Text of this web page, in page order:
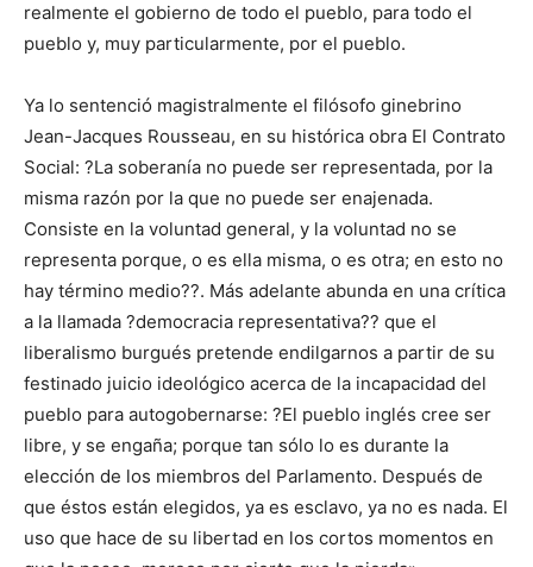
realmente el gobierno de todo el pueblo, para todo el
pueblo y, muy particularmente, por el pueblo.
Ya lo sentenció magistralmente el filósofo ginebrino
Jean-Jacques Rousseau, en su histórica obra El Contrato
Social: ?La soberanía no puede ser representada, por la
misma razón por la que no puede ser enajenada.
Consiste en la voluntad general, y la voluntad no se
representa porque, o es ella misma, o es otra; en esto no
hay término medio??. Más adelante abunda en una crítica
a la llamada ?democracia representativa?? que el
liberalismo burgués pretende endilgarnos a partir de su
festinado juicio ideológico acerca de la incapacidad del
pueblo para autogobernarse: ?El pueblo inglés cree ser
libre, y se engaña; porque tan sólo lo es durante la
elección de los miembros del Parlamento. Después de
que éstos están elegidos, ya es esclavo, ya no es nada. El
uso que hace de su libertad en los cortos momentos en